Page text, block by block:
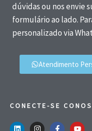
dúvidas ou nos envie
formulário ao lado.
personalizado via
Atendimento
CONECTE-SE